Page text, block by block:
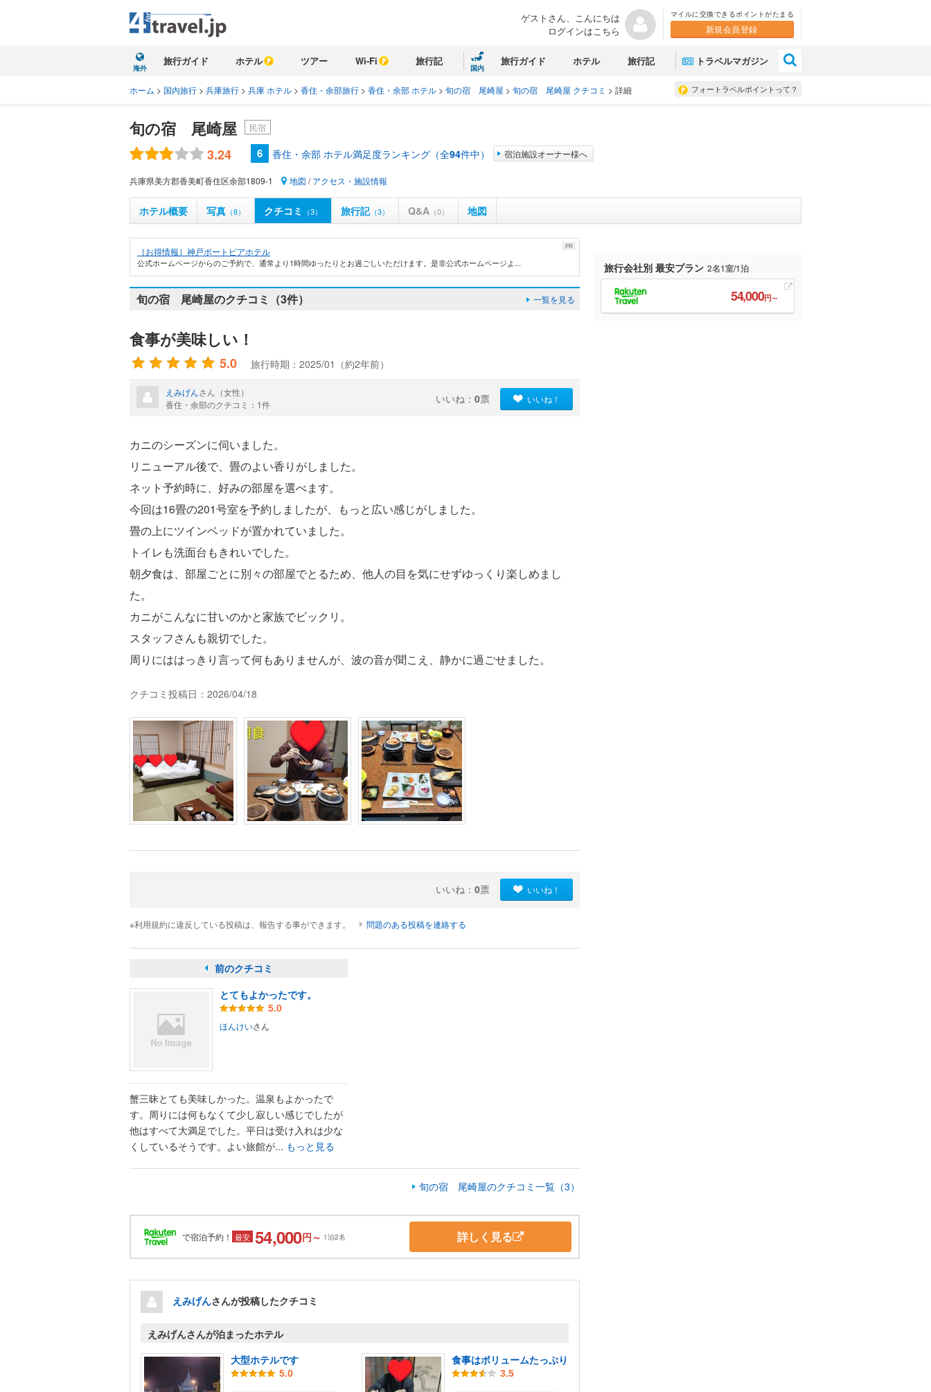
ゲストさん、こんにちは
ログインはこちら
マイルに交換できるポイントがたまる
新規会員登録
海外
旅行ガイド ホテル ツアー Wi-Fi 旅行記
国内
旅行ガイド ホテル 旅行記 トラベルマガジン
フォートラベルポイントって？
ホーム > 国内旅行 > 兵庫旅行 > 兵庫 ホテル > 香住・余部旅行 > 香住・余部 ホテル > 旬の宿 尾崎屋 > 旬の宿 尾崎屋 クチコミ > 詳細
旬の宿 尾崎屋 民宿
3.24 6 香住・余部 ホテル満足度ランキング（全94件中） 宿泊施設オーナー様へ
兵庫県美方郡香美町香住区余部1809-1 地図 /アクセス・施設情報
ホテル概要 写真 （8） クチコミ （3） 旅行記（3） Q&A （0） 地図
PR
［お得情報］神戸ポートピアホテル
公式ホームページからのご予約で、通常より1時間ゆったりとお過ごしいただけます。是非公式ホームページよ...
旬の宿 尾崎屋のクチコミ（3件） 一覧を見る
食事が美味しい！
5.0 旅行時期：2025/01（約2年前）
えみげんさん（女性）
香住・余部のクチコミ：1件
いいね： 0票 いいね！
カニのシーズンに伺いました。
リニューアル後で、畳のよい香りがしました。
ネット予約時に、好みの部屋を選べます。
今回は16畳の201号室を予約しましたが、もっと広い感じがしました。
畳の上にツインベッドが置かれていました。
トイレも洗面台もきれいでした。
朝夕食は、部屋ごとに別々の部屋でとるため、他人の目を気にせずゆっくり楽しめまし
た。
カニがこんなに甘いのかと家族でビックリ。
スタッフさんも親切でした。
周りにははっきり言って何もありませんが、波の音が聞こえ、静かに過ごせました。
クチコミ投稿日：2026/04/18
いいね： 0票 いいね！
※利用規約に違反している投稿は、報告する事ができます。 問題のある投稿を連絡する
前のクチコミ
とてもよかったです。
5.0
ほんけいさん
蟹三昧とても美味しかった。温泉もよかったで
す。周りには何もなくて少し寂しい感じでしたが
他はすべて大満足でした。平日は受け入れは少な
くしているそうです。よい旅館が... もっと見る
旬の宿 尾崎屋のクチコミ一覧（3）
で宿泊予約！ 最安 54,000円～ 1泊2名 詳しく見る
えみげんさんが投稿したクチコミ
えみげんさんが泊まったホテル
大型ホテルです
5.0
食事はボリュームたっぷり
3.5
旅行会社別 最安プラン 2名1室/1泊
54,000円～